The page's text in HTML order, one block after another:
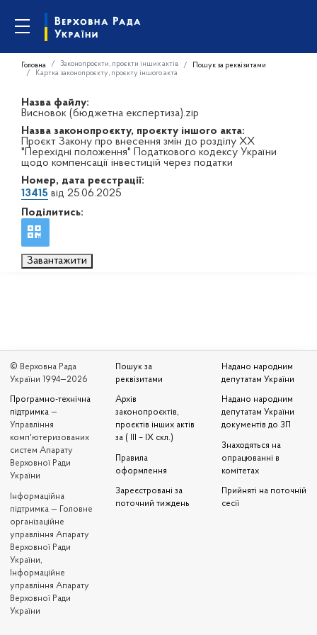
Головна Законопроєкти, проєкти інших актів
Пошук за реквізитами
Картка законопроєкту, проєкту іншого акта
Назва файлу:
Висновок (бюджетна експертиза).zip
Назва законопроєкту, проєкту іншого акта:
Проєкт Закону про внесення змін до розділу XX
"Перехідні положення" Податкового кодексу України
щодо компенсації інвестицій через податки
Номер, дата реєстрації:
13415 від 25.06.2025
Поділитись:
Завантажити
© Верховна Рада
України 1994—2026
Програмно-технічна
підтримка —
Управління
комп'ютеризованих
систем Апарату
Верховної Ради
України
Iнформаційна
підтримка — Головне
організаційне
управління Апарату
Верховної Ради
України,
Інформаційне
управління Апарату
Верховної Ради
України
Пошук за
реквізитами
Архів
законопроєктів,
проєктів інших актів
за ( III – IX скл.)
Правила
оформлення
Зареєстровані за
поточний тиждень
Надано народним
депутатам України
Надано народним
депутатам України
документів до ЗП
Знаходяться на
опрацюванні в
комітетах
Прийняті на поточній
сесії